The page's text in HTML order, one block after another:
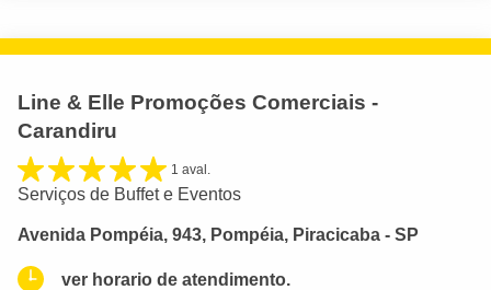
Line & Elle Promoções Comerciais -
Carandiru
1 aval.
Serviços de Buffet e Eventos
Avenida Pompéia, 943, Pompéia, Piracicaba - SP
ver horario de atendimento.